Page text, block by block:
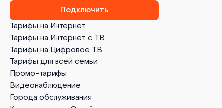
Тарифы на Интернет
Тарифы на Интернет с ТВ
Тарифы на Цифровое ТВ
Тарифы для всей семьи
Промо-тарифы
Видеонаблюдение
Города обслуживания
Подключить